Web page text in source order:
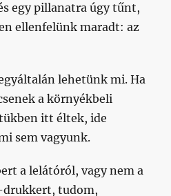
egy pillanatra úgy tűnt,
ellenfelünk maradt: az
lehetünk mi. Ha
a környékbeli
itt éltek, ide
sem vagyunk.
a lelátóról, vagy nem a
drukkert, tudom,